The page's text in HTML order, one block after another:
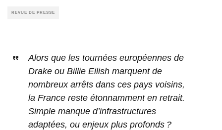
REVUE DE PRESSE
Alors que les tournées européennes de
Drake ou Billie Eilish marquent de
nombreux arrêts dans ces pays voisins,
la France reste étonnamment en retrait.
Simple manque d’infrastructures
adaptées, ou enjeux plus profonds ?